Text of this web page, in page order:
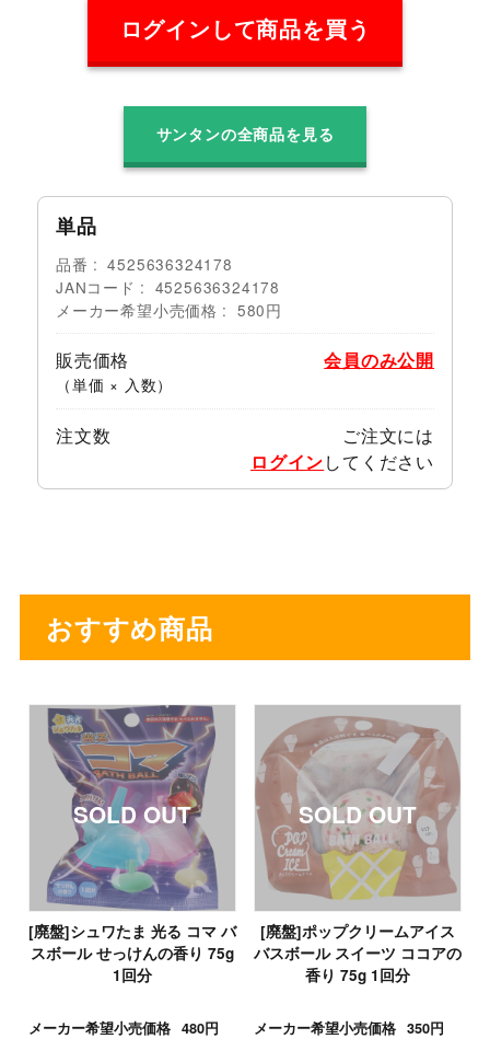
ログインして商品を買う
サンタンの全商品を見る
単品
品番
4525636324178
JANコード
4525636324178
メーカー希望小売価格
580円
販売価格
（単価 × 入数）
会員のみ公開
注文数
ご注文には
ログインしてください
おすすめ商品
[廃盤]シュワたま 光る コマ バ
スボール せっけんの香り 75g
1回分
メーカー希望小売価格 480円
[廃盤]ポップクリームアイス
バスボール スイーツ ココアの
香り 75g 1回分
メーカー希望小売価格 350円